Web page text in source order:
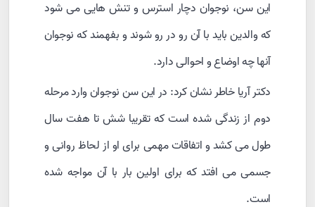
این سن، نوجوان دچار استرس و تنش هایی می شود
که والدین باید با آن رو در رو شوند و بفهمند که نوجوان
آنها چه اوضاع و احوالی دارد.
دکتر آریا خاطر نشان کرد: در این سن نوجوان وارد مرحله
دوم از زندگی شده است که تقریبا شش تا هفت سال
طول می کشد و اتفاقات مهمی برای او از لحاظ روانی و
جسمی می افتد که برای اولین بار با آن مواجه شده
است.